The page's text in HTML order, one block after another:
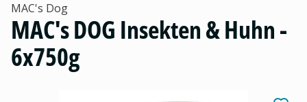
MAC's Dog
MAC's DOG Insekten & Huhn -
6x750g